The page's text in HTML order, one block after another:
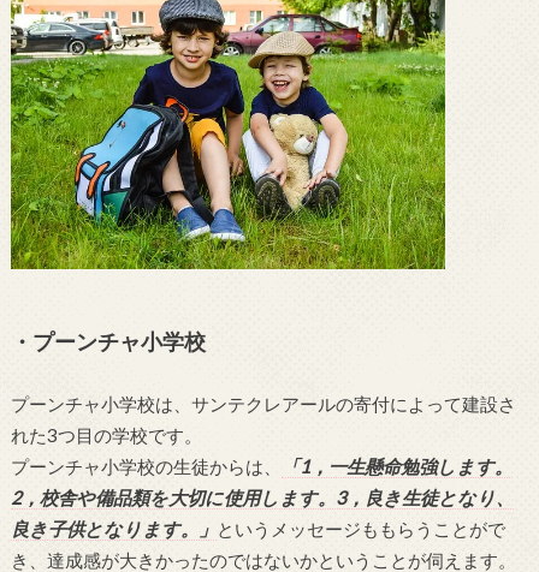
・プーンチャ小学校
プーンチャ小学校は、サンテクレアールの寄付によって建設さ
れた3つ目の学校です。
プーンチャ小学校の生徒からは、
「1，一生懸命勉強します。
2，校舎や備品類を大切に使用します。3，良き生徒となり、
良き子供となります。」 というメッセージももらうことがで
き、達成感が大きかったのではないかということが伺えます。